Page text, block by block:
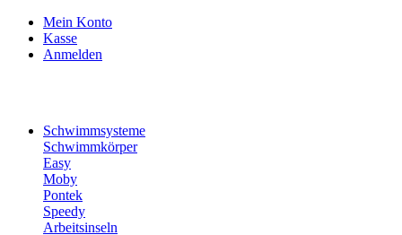
Mein Konto
Kasse
Anmelden
Schwimmsysteme
Schwimmkörper
Easy
Moby
Pontek
Speedy
Arbeitsinseln